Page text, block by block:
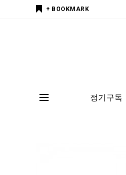
+ BOOKMARK
정기구독